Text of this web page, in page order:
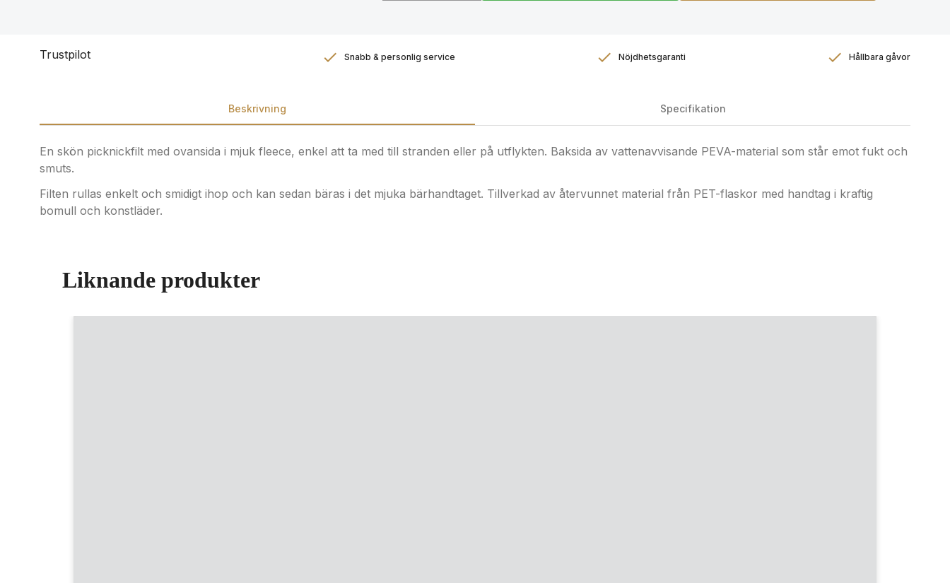
Trustpilot Snabb & personlig service Nöjdhetsgaranti Hållbara gåvor
Beskrivning Specifikation
En skön picknickfilt med ovansida i mjuk fleece, enkel att ta med till stranden eller på utflykten. Baksida av vattenavvisande PEVA-material som står emot fukt och
smuts.
Filten rullas enkelt och smidigt ihop och kan sedan bäras i det mjuka bärhandtaget. Tillverkad av återvunnet material från PET-flaskor med handtag i kraftig
bomull och konstläder.
Liknande produkter